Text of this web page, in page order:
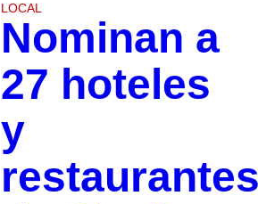
LOCAL
Nominan a
27 hoteles
y